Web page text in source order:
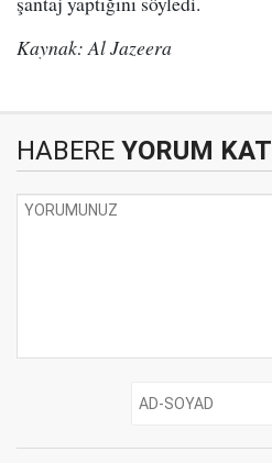
Kaynak: Al Jazeera
HABERE YORUM KAT